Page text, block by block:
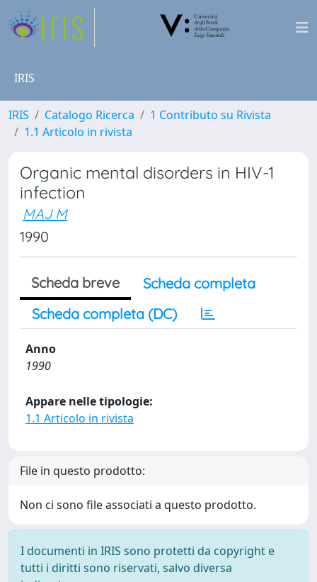
IRIS
IRIS Catalogo Ricerca
1 Contributo su Rivista
1.1 Articolo in rivista
Organic mental disorders in HIV-1
infection
MAJ M
1990
Scheda breve
Scheda completa
Scheda completa (DC)
Anno
1990
Appare nelle tipologie:
1.1 Articolo in rivista
File in questo prodotto:
Non ci sono file associati a questo prodotto.
I documenti in IRIS sono protetti da copyright e
tutti i diritti sono riservati, salvo diversa